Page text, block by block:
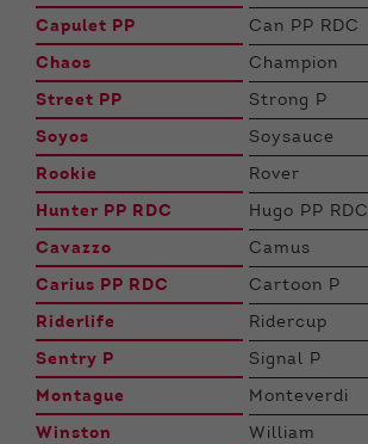
Capulet PP Can PP RDC
Chaos Champion
Street PP Strong P
Soyos Soysauce
Rookie Rover
Hunter PP RDC Hugo PP RDC
Cavazzo Camus
Carius PP RDC Cartoon P
Riderlife Ridercup
Sentry P Signal P
Montague Monteverdi
Winston William